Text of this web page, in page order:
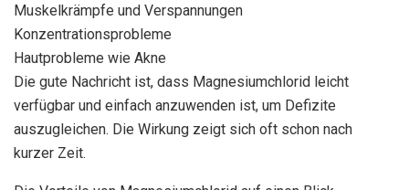
Muskelkrämpfe und Verspannungen
Konzentrationsprobleme
Hautprobleme wie Akne
Die gute Nachricht ist, dass Magnesiumchlorid leicht
verfügbar und einfach anzuwenden ist, um Defizite
auszugleichen. Die Wirkung zeigt sich oft schon nach
kurzer Zeit.